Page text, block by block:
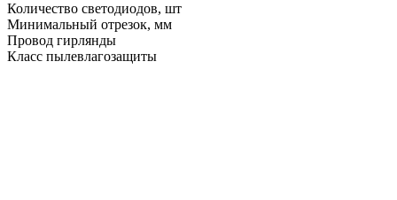
Количество светодиодов, шт
Минимальный отрезок, мм
Провод гирлянды
Класс пылевлагозащиты